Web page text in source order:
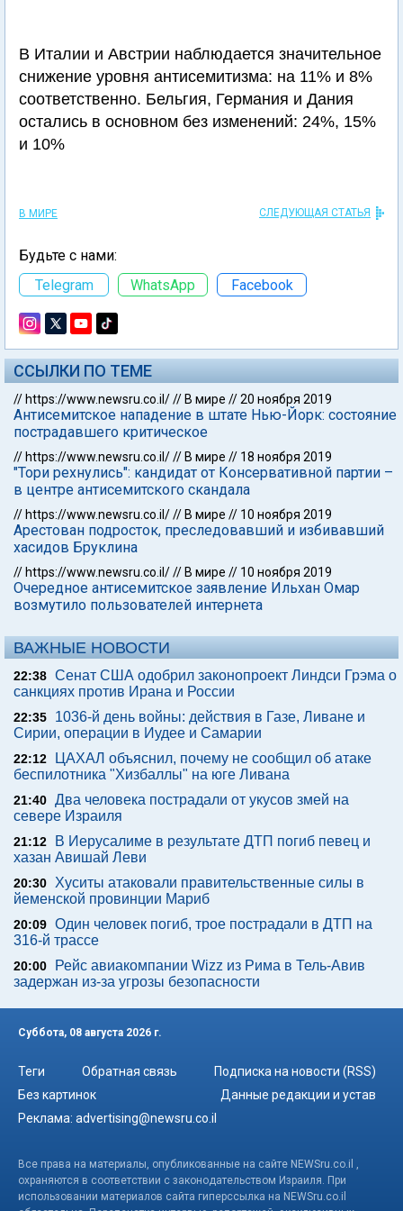
В Италии и Австрии наблюдается значительное
снижение уровня антисемитизма: на 11% и 8%
соответственно. Бельгия, Германия и Дания
остались в основном без изменений: 24%, 15%
и 10%
В МИРЕ СЛЕДУЮЩАЯ СТАТЬЯ
Будьте с нами:
Telegram
WhatsApp Facebook
ССЫЛКИ ПО ТЕМЕ
// https://www.newsru.co.il/// В мире //20 ноября 2019
Антисемитское нападение в штате Нью-Йорк: состояние
пострадавшего критическое
// https://www.newsru.co.il/// В мире // 18 ноября 2019
"Тори рехнулись": кандидат от Консервативной партии –
в центре антисемитского скандала
// https://www.newsru.co.il/// В мире // 10 ноября 2019
Арестован подросток, преследовавший и избивавший
хасидов Бруклина
// https://www.newsru.co.il/// В мире // 10 ноября 2019
Очередное антисемитское заявление Ильхан Омар
возмутило пользователей интернета
ВАЖНЫЕ НОВОСТИ
22:38 Сенат США одобрил законопроект Линдси Грэма о
санкциях против Ирана и России
22:35
1036-й день войны: действия в Газе, Ливане и
Сирии, операции в Иудее и Самарии
22:12
ЦАХАЛ объяснил, почему не сообщил об атаке
беспилотника "Хизбаллы" на юге Ливана
21:40 Два человека пострадали от укусов змей на
севере Израиля
21:12
В Иерусалиме в результате ДТП погиб певец и
хазан Авишай Леви
20:30
Хуситы атаковали правительственные силы в
йеменской провинции Мариб
20:09 Один человек погиб, трое пострадали в ДТП на
316-й трассе
20:00
Рейс авиакомпании Wizz из Рима в Тель-Авив
задержан из-за угрозы безопасности
Суббота, 08 августа 2026 г.
Теги Обратная связь
Подписка на новости (RSS)
Без картинок
Данные редакции и устав
Реклама: advertising@newsru.co.il
Все права на материалы, опубликованные на сайте NEWSru.co.il ,
охраняются в соответствии с законодательством Израиля. При
использовании материалов сайта гиперссылка на NEWSru.co.il